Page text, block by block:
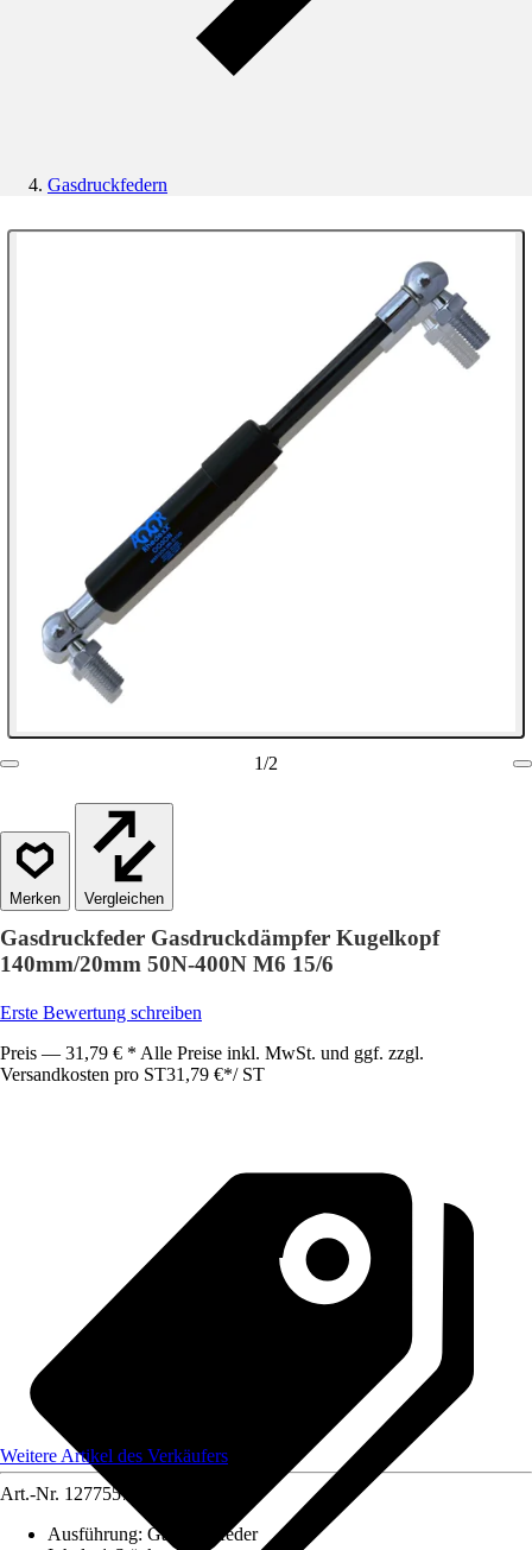
Gasdruckfedern
1/2
Vergleichen
Gasdruckfeder Gasdruckdämpfer Kugelkopf
140mm/20mm 50N-400N M6 15/6
Erste Bewertung schreiben
Preis — 31,79 € * Alle Preise inkl. MwSt. und ggf. zzgl.
Versandkosten pro ST31,79 €*/ ST
Weitere Artikel des Verkäufers
Art.-Nr. 12775573
Ausführung: Gasdruckfeder